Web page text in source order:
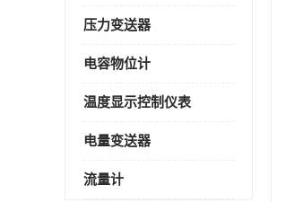
压力变送器
电容物位计
温度显示控制仪表
电量变送器
流量计